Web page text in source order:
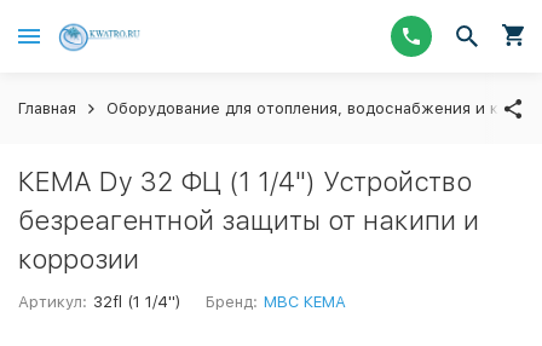
Главная Оборудование для отопления, водоснабжения и
КЕМА Dy 32 ФЦ (1 1/4") Устройство
безреагентной защиты от накипи и
коррозии
Артикул: 32fl (1 1/4'') Бренд: МВС КЕМА